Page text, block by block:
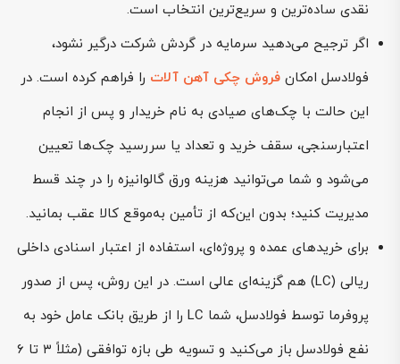
نقدی ساده‌ترین و سریع‌ترین انتخاب است.
اگر ترجیح می‌دهید سرمایه در گردش شرکت درگیر نشود،
فولادسل امکان فروش چکی آهن آلات را فراهم کرده است. در
این حالت با چک‌های صیادی به نام خریدار و پس از انجام
اعتبارسنجی، سقف خرید و تعداد یا سررسید چک‌ها تعیین
می‌شود و شما می‌توانید هزینه ورق گالوانیزه را در چند قسط
مدیریت کنید؛ بدون این‌که از تأمین به‌موقع کالا عقب بمانید.
برای خریدهای عمده و پروژه‌ای، استفاده از اعتبار اسنادی داخلی
ریالی (LC) هم گزینه‌ای عالی است. در این روش، پس از صدور
پروفرما توسط فولادسل، شما LC را از طریق بانک عامل خود به
نفع فولادسل باز می‌کنید و تسویه طی بازه توافقی (مثلاً ۳ تا ۶